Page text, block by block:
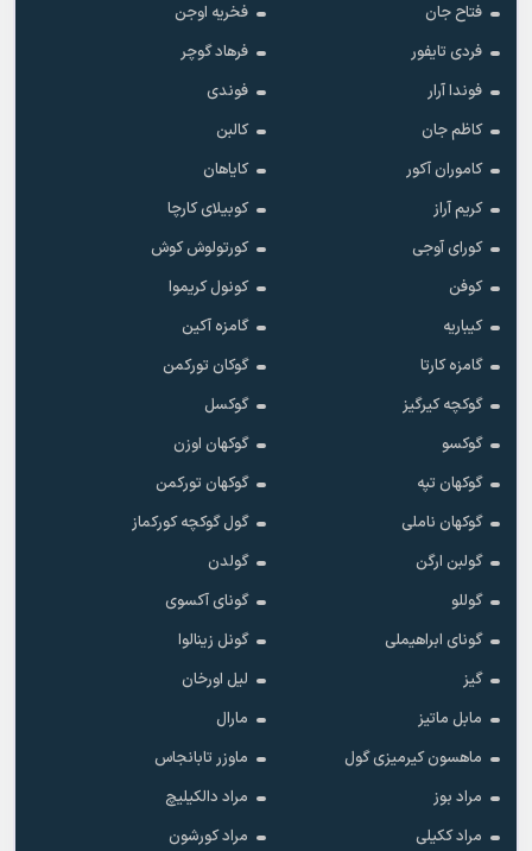
فتاح جان
فخریه اوجن
فردی تایفور
فرهاد گوچر
فوندا آرار
فوندی
کاظم جان
کالبن
کاموران آکور
کایاهان
کریم آراز
کوبیلای کارچا
کورای آوجی
کورتولوش کوش
کوفن
کونول کریموا
کیباریه
گامزه آکین
گامزه کارتا
گوکان تورکمن
گوکچه کیرگیز
گوکسل
گوکسو
گوکهان اوزن
گوکهان تپه
گوکهان تورکمن
گوکهان ناملی
گول گوکچه کورکماز
گولبن ارگن
گولدن
گوللو
گونای آکسوی
گونای ابراهیملی
گونل زینالوا
گیز
لیل اورخان
مابل ماتیز
مارال
ماهسون کیرمیزی گول
ماوزر تابانجاس
مراد بوز
مراد دالکیلیچ
مراد ککیلی
مراد کورشون